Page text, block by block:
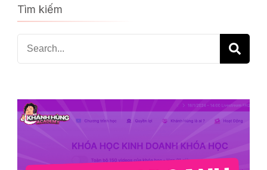
Tìm kiếm
Search
for: